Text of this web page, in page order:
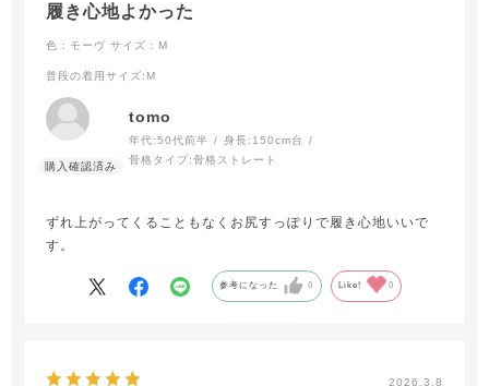
履き心地よかった
色：モーヴ サイズ：M
普段の着用サイズ:M
tomo
年代:50代前半 身長: 150cm台
骨格タイプ:骨格ストレート
ずれ上がってくることもなくお尻すっぽりで履き心地いいで
す。
参考になった 0 Like! 0
2026.3.8